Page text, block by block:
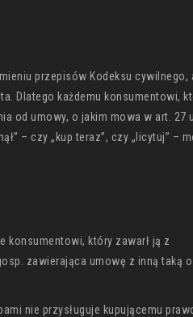
przepisów Kodeksu cywilnego,
Dlatego każdemu konsumentowi,
od umowy, o jakim mowa w art. 27
– czy „kup teraz”, czy „licytuj” –
konsumentowi, który zawarł ją z
zawierająca umowę z inną taką
nie przysługuje kupującemu